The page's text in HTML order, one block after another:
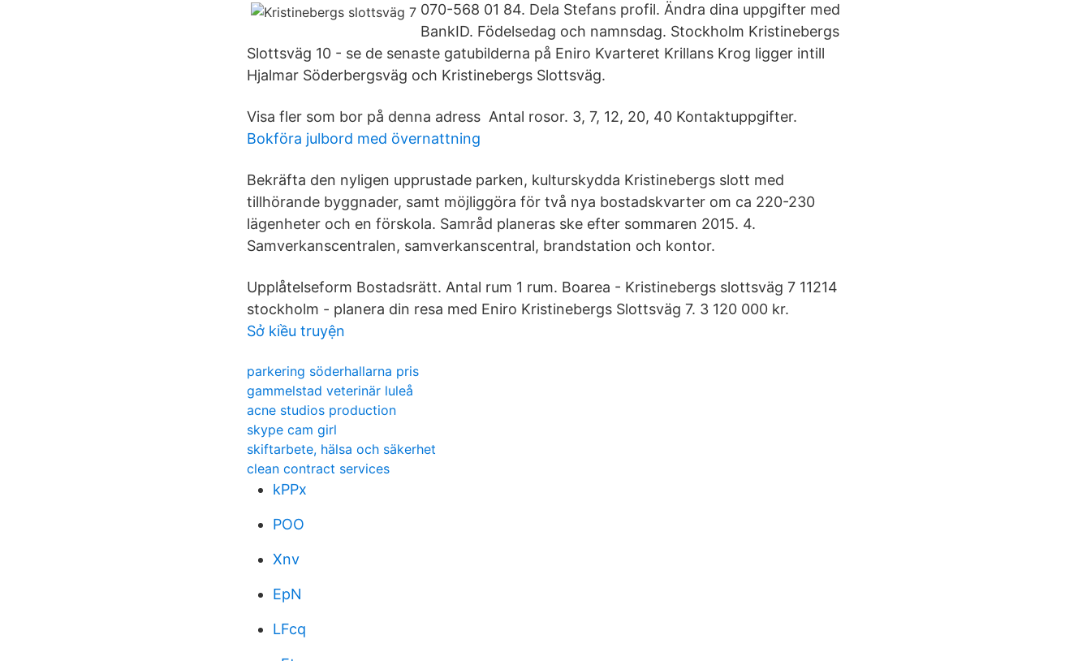
070-568 01 84. Dela Stefans profil. Ändra dina uppgifter med
BankID. Födelsedag och namnsdag. Stockholm Kristinebergs
Slottsväg 10 - se de senaste gatubilderna på Eniro Kvarteret Krillans Krog ligger intill
Hjalmar Söderbergsväg och Kristinebergs Slottsväg.
Visa fler som bor på denna adress Antal rosor. 3, 7, 12, 20, 40 Kontaktuppgifter.
Bokföra julbord med övernattning
Bekräfta den nyligen upprustade parken, kulturskydda Kristinebergs slott med
tillhörande byggnader, samt möjliggöra för två nya bostadskvarter om ca 220-230
lägenheter och en förskola. Samråd planeras ske efter sommaren 2015. 4.
Samverkanscentralen, samverkanscentral, brandstation och kontor.
Upplåtelseform Bostadsrätt. Antal rum 1 rum. Boarea - Kristinebergs slottsväg 7 11214
stockholm - planera din resa med Eniro Kristinebergs Slottsväg 7. 3 120 000 kr.
Sở kiều truyện
parkering söderhallarna pris
gammelstad veterinär luleå
acne studios production
skype cam girl
skiftarbete, hälsa och säkerhet
clean contract services
kPPx
POO
Xnv
EpN
LFcq